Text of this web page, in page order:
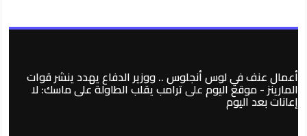
أعمال عنف في لوس أنجلوس .. ووزير الدفاع يهدد ينشر قوات
المارينز - موقع اليومعلىترامب يقلب الطاولة على ماسك: لا
إعانات بعد اليوم